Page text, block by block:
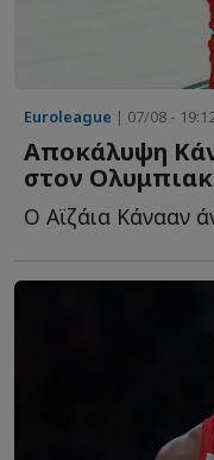
Euroleague | 07/08 -
Αποκάλυψη
στον